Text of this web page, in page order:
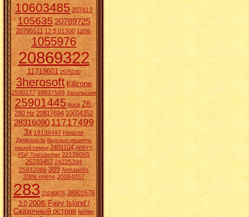
10603485 207813
10563520789725
20795511 12.5.01300 12/06.
1055976
20869322
11719601 2575030
3herosoft Killzone
2590177 39937569 Запольская
25901445 Aucē 28.
280 Hz 20817694 10604352
2831609011717499
3x 19138497 Николя
Дювошель Вкусные рецепты
нашей семьи 2401104 ABBYY
PDF Transformer 22129065
26233463 24225394
25832086 389 Annapolis
2006 online 20084057
283 23240676 38901578
3:0 2008. Fairy Island /
Сказочный остров Ashlee